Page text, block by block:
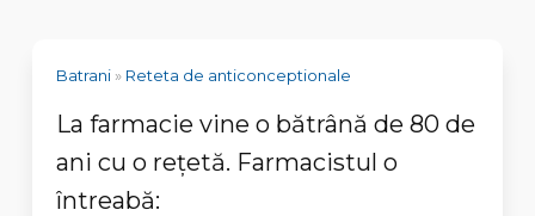
Batrani» Reteta de anticonceptionale
La farmacie vine o bătrână de 80 de
ani cu o reţetă. Farmacistul o
întreabă: